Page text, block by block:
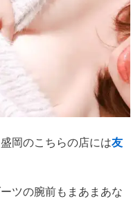
岡のこちらの店には友
ツの腕前もまあまあな